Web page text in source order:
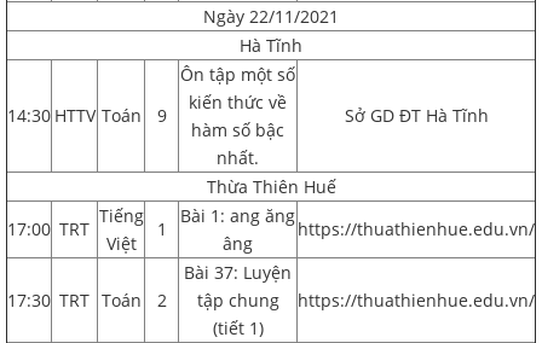
Ngày 22/11/2021
Hà Tĩnh
14:30 HTTV Toán 9
Ôn tập một số
kiến thức về
hàm số bậc
nhất.
Sở GD ĐT Hà Tĩnh
Thừa Thiên Huế
17:00 TRT
Tiếng
Việt
1
Bài 1: ang ăng
âng
https://thuathienhue.edu.vn/
17:30 TRT Toán 2
Bài 37: Luyện
tập chung
(tiết 1)
https://thuathienhue.edu.vn/